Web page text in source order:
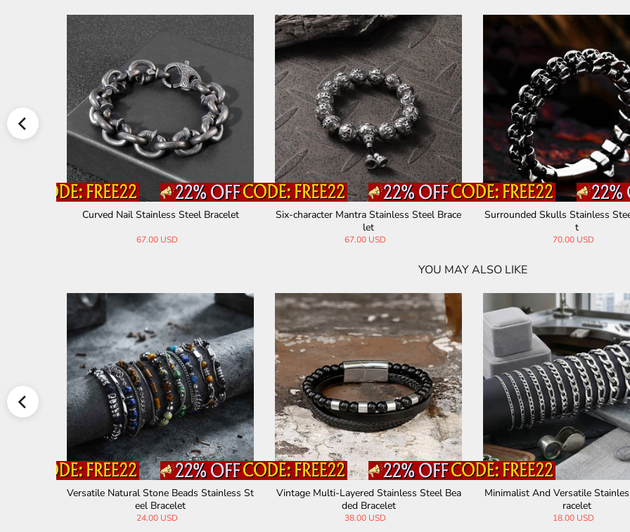
Ankh Stainless Steel Bracelet
60.50 USD
Skull and Crossbones Stainless Steel Ope
n Bracelet
53.00 USD
Viking Rune Möbius Twisted
el Open Bracelet
41.00 USD
YOU MAY ALSO LIKE
Double Chains Stainless Steel Bracelet
45.30 USD
WWJD Letter Stainless Steel Adjustable B
eaded Bracelet
23.00 USD
Skull Stainless Steel Beads
28.00 USD